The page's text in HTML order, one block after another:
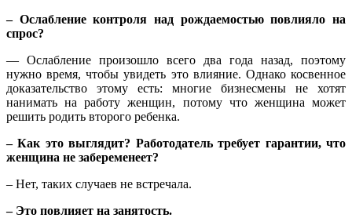
– Ослабление контроля над рождаемостью повлияло на
спрос?
— Ослабление произошло всего два года назад, поэтому
нужно время, чтобы увидеть это влияние. Однако косвенное
доказательство этому есть: многие бизнесмены не хотят
нанимать на работу женщин, потому что женщина может
решить родить второго ребенка.
– Как это выглядит? Работодатель требует гарантии, что
женщина не забеременеет?
– Нет, таких случаев не встречала.
– Это повлияет на занятость.